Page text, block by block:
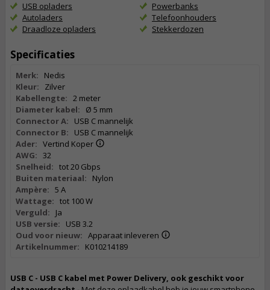
USB opladers
Autoladers
Draadloze opladers
Powerbanks
Telefoonhouders
Stekkerdozen
Specificaties
Merk:
Nedis
Kleur:
Zilver
Kabellengte: 2 meter
Diameter kabel:
Ø 5 mm
Connector A:
USB C mannelijk
Connector B:
USB C mannelijk
Ader: Vertind Koper
AWG: 32
Snelheid: tot 20 Gbps
Buiten materiaal:
Nylon
Ampère: 5 A
Wattage: tot 100 W
Verguld:
Ja
USB versie:
USB 3.2
Oud voor nieuw: Apparaat inleveren
Artikelnummer:
K010214189
USB C - USB C kabel met Power Delivery, ook geschikt voor